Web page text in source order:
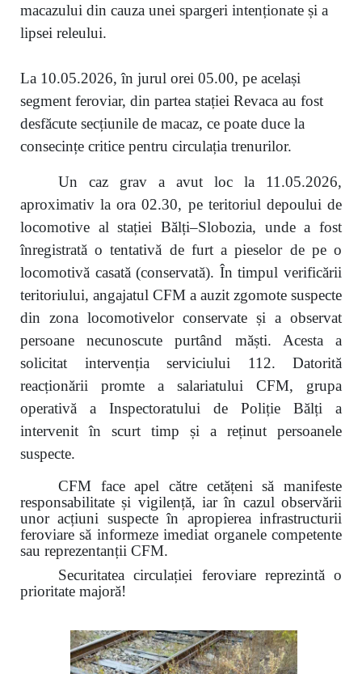
macazului din cauza unei spargeri intenționate și a
lipsei releului.
La 10.05.2026, în jurul orei 05.00, pe același
segment feroviar, din partea stației Revaca au fost
desfăcute secțiunile de macaz, ce poate duce la
consecințe critice pentru circulația trenurilor.
Un caz grav a avut loc la 11.05.2026,
aproximativ la ora 02.30, pe teritoriul depoului de
locomotive al stației Bălți–Slobozia, unde a fost
înregistrată o tentativă de furt a pieselor de pe o
locomotivă casată (conservată). În timpul verificării
teritoriului, angajatul CFM a auzit zgomote suspecte
din zona locomotivelor conservate și a observat
persoane necunoscute purtând măști. Acesta a
solicitat intervenția serviciului 112. Datorită
reacționării promte a salariatului CFM, grupa
operativă a Inspectoratului de Poliție Bălți a
intervenit în scurt timp și a reținut persoanele
suspecte.
CFM face apel către cetățeni să manifeste
responsabilitate și vigilență, iar în cazul observării
unor acțiuni suspecte în apropierea infrastructurii
feroviare să informeze imediat organele competente
sau reprezentanții CFM.
Securitatea circulației feroviare reprezintă o
prioritate majoră!